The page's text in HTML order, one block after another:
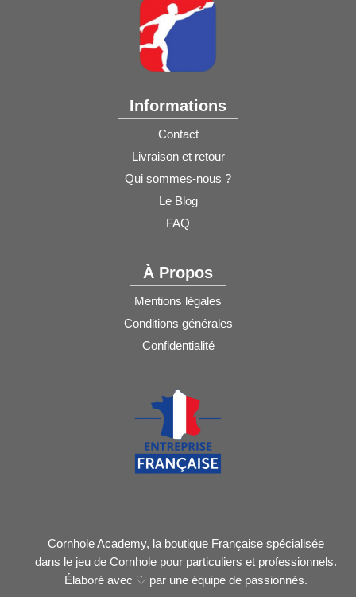
Informations
Contact
Livraison et retour
Qui sommes-nous ?
Le Blog
FAQ
À Propos
Mentions légales
Conditions générales
Confidentialité
Cornhole Academy, la boutique Française spécialisée
dans le jeu de Cornhole pour particuliers et professionnels.
Élaboré avec ♡ par une équipe de passionnés.